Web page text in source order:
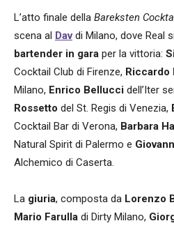
L’atto finale della Bareksten
scena al Davdi Milano, dove Real
bartender in gara per la vittoria:
Cocktail Club di Firenze, Riccardo
Milano, Enrico Bellucci dell’Iter
Rossetto del St. Regis di Venezia,
Cocktail Bar di Verona, Barbara
Natural Spirit di Palermo e
Alchemico di Caserta.
La giuria, composta da Lorenzo
Mario Farulla di Dirty Milano,